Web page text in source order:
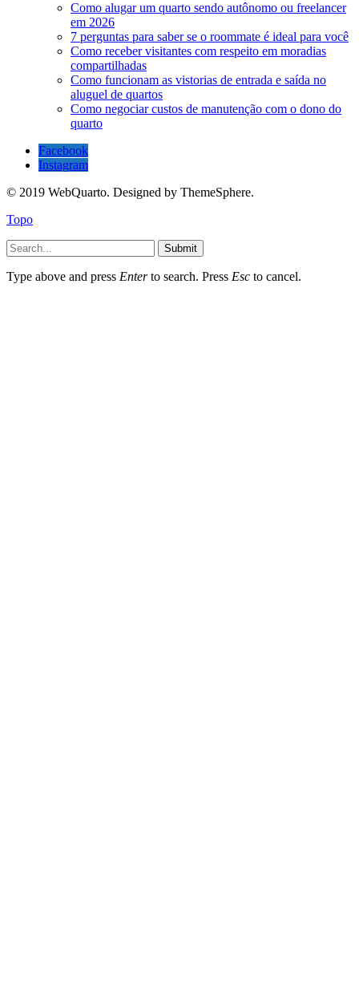
Como alugar um quarto sendo autônomo ou freelancer
em 2026
7 perguntas para saber se o roommate é ideal para você
Como receber visitantes com respeito em moradias
compartilhadas
Como funcionam as vistorias de entrada e saída no
aluguel de quartos
Como negociar custos de manutenção com o dono do
quarto
Facebook
Instagram
© 2019 WebQuarto. Designed by ThemeSphere.
Topo
Submit
Type above and press Enterto search. Press Esc to cancel.